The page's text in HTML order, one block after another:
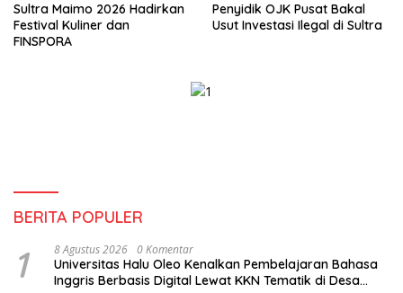
Sultra Maimo 2026 Hadirkan
Festival Kuliner dan
FINSPORA
Penyidik OJK Pusat Bakal
Usut Investasi Ilegal di Sultra
BERITA POPULER
1 8 Agustus 2026 0 Komentar
Universitas Halu Oleo Kenalkan Pembelajaran Bahasa
Inggris Berbasis Digital Lewat KKN Tematik di Desa